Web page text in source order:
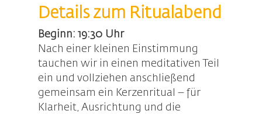
Details zum Ritualabend
Beginn: 19:30 Uhr
Nach einer kleinen Einstimmung
tauchen wir in einen meditativen Teil
ein und vollziehen anschließend
gemeinsam ein Kerzenritual – für
Klarheit, Ausrichtung und die